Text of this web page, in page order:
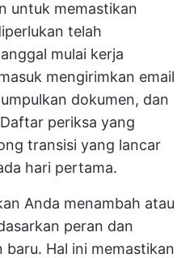
untuk memastikan
telah
mulai kerja
mengirimkan email
dokumen, dan
periksa yang
transisi yang lancar
hari pertama.
Anda menambah atau
peran dan
Hal ini memastikan